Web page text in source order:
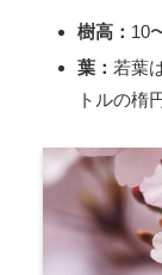
樹高： 10
葉： 若葉
トルの楕